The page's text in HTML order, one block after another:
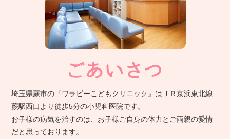
埼玉県蕨市の『ワラビーこどもクリニック』はＪＲ京浜東北線
蕨駅西口より徒歩5分の小児科医院です。
お子様の病気を治すのは、お子様ご自身の体力とご両親の愛情
だと思っております。